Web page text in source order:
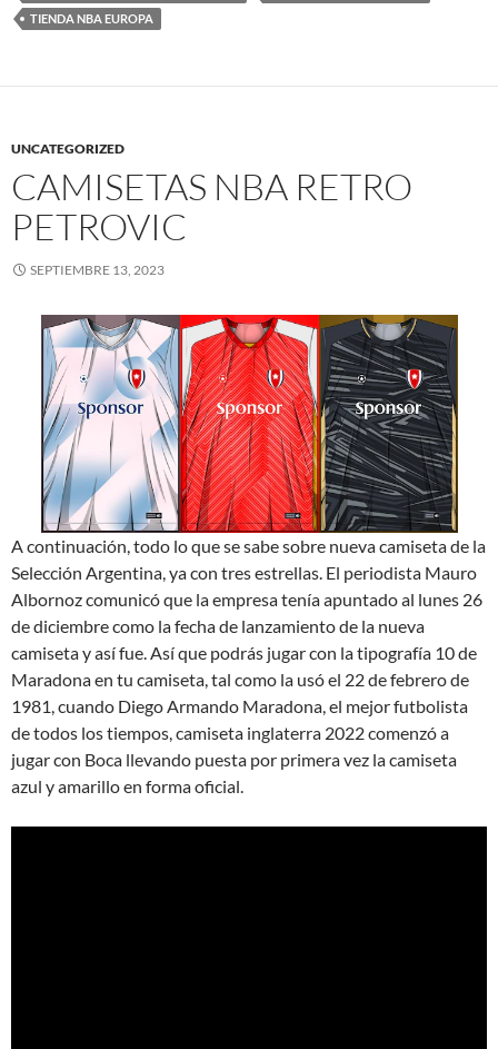
TIENDA NBA EUROPA
UNCATEGORIZED
CAMISETAS NBA RETRO
PETROVIC
SEPTIEMBRE 13, 2023
A continuación, todo lo que se sabe sobre nueva camiseta de la
Selección Argentina, ya con tres estrellas. El periodista Mauro
Albornoz comunicó que la empresa tenía apuntado al lunes 26
de diciembre como la fecha de lanzamiento de la nueva
camiseta y así fue. Así que podrás jugar con la tipografía 10 de
Maradona en tu camiseta, tal como la usó el 22 de febrero de
1981, cuando Diego Armando Maradona, el mejor futbolista
de todos los tiempos, camiseta inglaterra 2022 comenzó a
jugar con Boca llevando puesta por primera vez la camiseta
azul y amarillo en forma oficial.